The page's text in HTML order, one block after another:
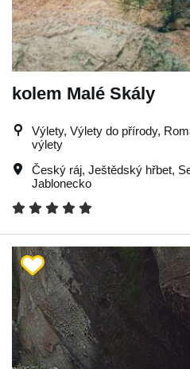
kolem Malé Skály
Výlety, Výlety do přírody,
výlety
Český ráj, Ještědský hřbet,
Jablonecko